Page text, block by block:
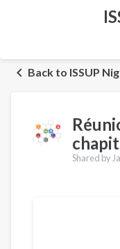
Back to ISSUP
Shared by